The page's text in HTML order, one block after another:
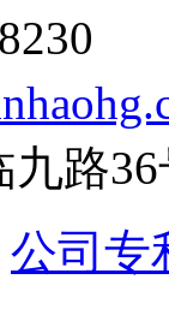
九路36
公司专